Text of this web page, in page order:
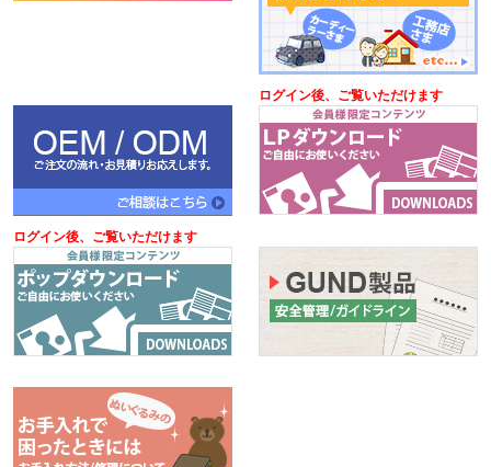
ログイン後、ご覧いただけます
ログイン後、ご覧いただけます